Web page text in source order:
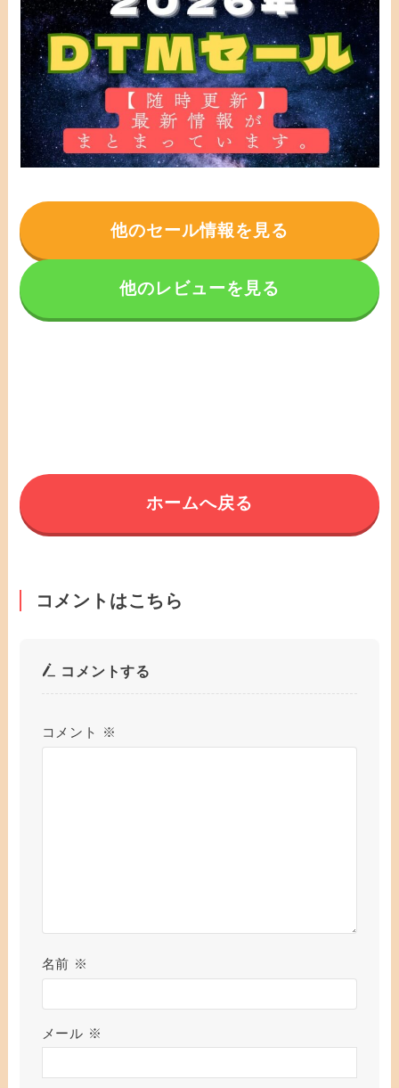
他のセール情報を見る
他のレビューを見る
ホームへ戻る
コメントはこちら
コメントする
コメント ※
名前 ※
メール ※